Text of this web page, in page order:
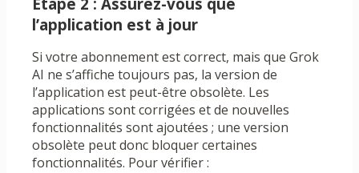
Étape 2 : Assurez-vous que
l’application est à jour
Si votre abonnement est correct, mais que Grok
AI ne s’affiche toujours pas, la version de
l’application est peut-être obsolète. Les
applications sont corrigées et de nouvelles
fonctionnalités sont ajoutées ; une version
obsolète peut donc bloquer certaines
fonctionnalités. Pour vérifier :